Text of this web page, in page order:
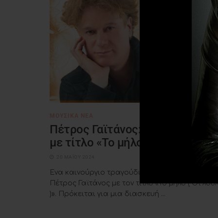
Πέτρος Γαϊτάνος: Νέο τραγούδι
με τίτλο «Το μήλο (Όϊ λουλέ )»
Ένα καινούργιο τραγούδι κυκλοφόρησε ο
Πέτρος Γαϊτάνος με τον τίτλο «Το μήλο ( Όϊ
)». Πρόκειται για μια διασκευή ...